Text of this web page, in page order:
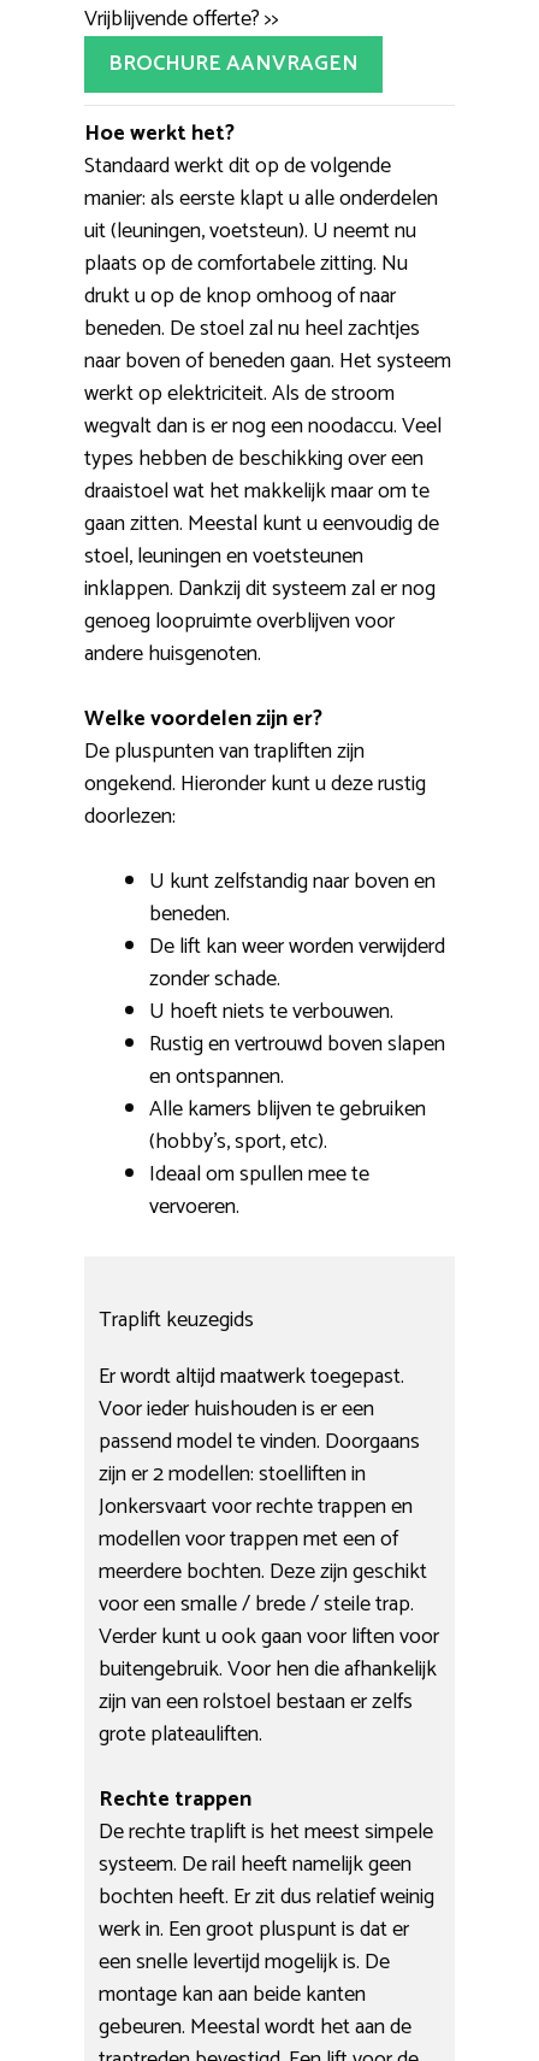
Vrijblijvende offerte? >>
BROCHURE AANVRAGEN
Hoe werkt het?
Standaard werkt dit op de volgende
manier: als eerste klapt u alle onderdelen
uit (leuningen, voetsteun). U neemt nu
plaats op de comfortabele zitting. Nu
drukt u op de knop omhoog of naar
beneden. De stoel zal nu heel zachtjes
naar boven of beneden gaan. Het systeem
werkt op elektriciteit. Als de stroom
wegvalt dan is er nog een noodaccu. Veel
types hebben de beschikking over een
draaistoel wat het makkelijk maar om te
gaan zitten. Meestal kunt u eenvoudig de
stoel, leuningen en voetsteunen
inklappen. Dankzij dit systeem zal er nog
genoeg loopruimte overblijven voor
andere huisgenoten.
Welke voordelen zijn er?
De pluspunten van trapliften zijn
ongekend. Hieronder kunt u deze rustig
doorlezen:
U kunt zelfstandig naar boven en
beneden.
De lift kan weer worden verwijderd
zonder schade.
U hoeft niets te verbouwen.
Rustig en vertrouwd boven slapen
en ontspannen.
Alle kamers blijven te gebruiken
(hobby’s, sport, etc).
Ideaal om spullen mee te
vervoeren.
Traplift keuzegids
Er wordt altijd maatwerk toegepast.
Voor ieder huishouden is er een
passend model te vinden. Doorgaans
zijn er 2 modellen: stoelliften in
Jonkersvaart voor rechte trappen en
modellen voor trappen met een of
meerdere bochten. Deze zijn geschikt
voor een smalle / brede / steile trap.
Verder kunt u ook gaan voor liften voor
buitengebruik. Voor hen die afhankelijk
zijn van een rolstoel bestaan er zelfs
grote plateauliften.
Rechte trappen
De rechte traplift is het meest simpele
systeem. De rail heeft namelijk geen
bochten heeft. Er zit dus relatief weinig
werk in. Een groot pluspunt is dat er
een snelle levertijd mogelijk is. De
montage kan aan beide kanten
gebeuren. Meestal wordt het aan de